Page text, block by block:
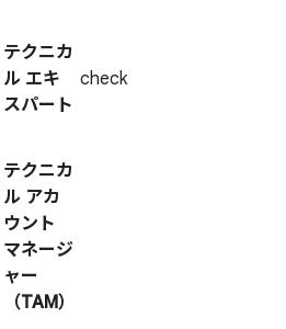
テクニカ
ル エキ
スパート
check
テクニカ
ル アカ
ウント
マネージ
ャー
（TAM）